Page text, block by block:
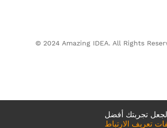
تعريف الارتباط
© 2024 Amazing IDEA. All Rights